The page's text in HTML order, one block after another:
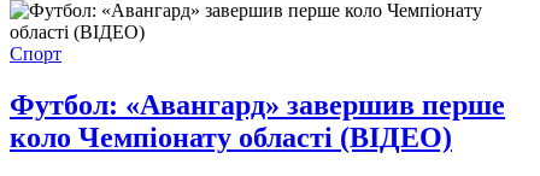
Спорт
Футбол: «Авангард» завершив перше
коло Чемпіонату області (ВІДЕО)